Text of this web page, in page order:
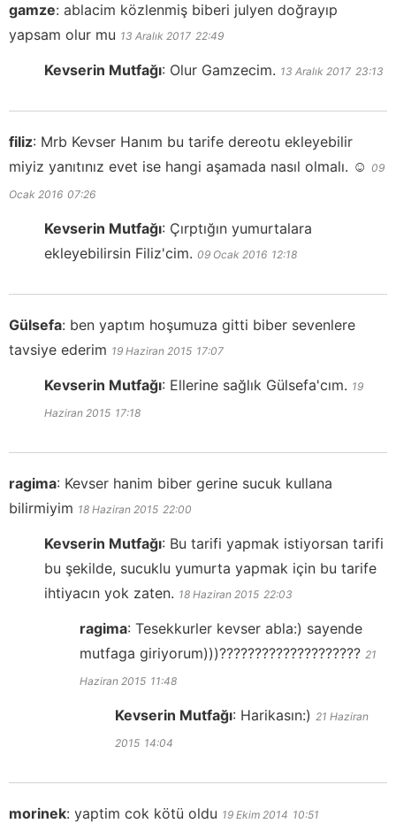
gamze: ablacim közlenmiş biberi julyen doğrayıp
yapsam olur mu 13 Aralık 2017 22:49
Kevserin Mutfağı: Olur Gamzecim. 13 Aralık 2017 23:13
filiz: Mrb Kevser Hanım bu tarife dereotu ekleyebilir
miyiz yanıtınız evet ise hangi aşamada nasıl olmalı. ☺️ 09
Ocak 2016 07:26
Kevserin Mutfağı: Çırptığın yumurtalara
ekleyebilirsin Filiz'cim. 09 Ocak 2016 12:18
Gülsefa: ben yaptım hoşumuza gitti biber sevenlere
tavsiye ederim 19 Haziran 2015 17:07
Kevserin Mutfağı: Ellerine sağlık Gülsefa'cım. 19
Haziran 2015 17:18
ragima: Kevser hanim biber gerine sucuk kullana
bilirmiyim 18 Haziran 2015 22:00
Kevserin Mutfağı: Bu tarifi yapmak istiyorsan tarifi
bu şekilde, sucuklu yumurta yapmak için bu tarife
ihtiyacın yok zaten. 18 Haziran 2015 22:03
ragima: Tesekkurler kevser abla:) sayende
mutfaga giriyorum)))???????????????????? 21
Haziran 2015 11:48
Kevserin Mutfağı: Harikasın:) 21 Haziran
2015 14:04
morinek: yaptim cok kötü oldu 19 Ekim 2014 10:51